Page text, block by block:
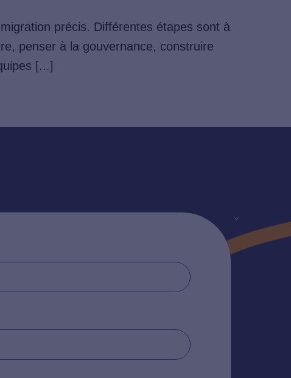
précis. Différentes étapes sont à
penser à la gouvernance, construire
[...]